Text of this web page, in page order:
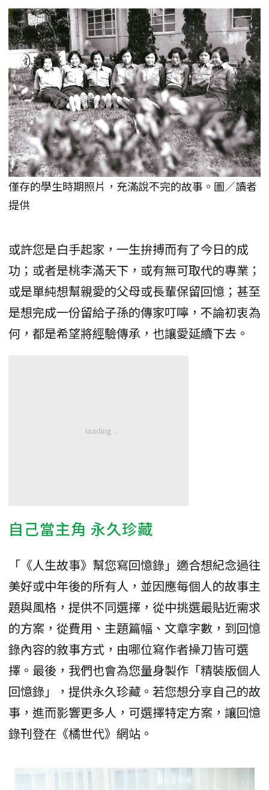
僅存的學生時期照片，充滿說不完的故事。圖／讀者
提供
或許您是白手起家，一生拚搏而有了今日的成
功；或者是桃李滿天下，或有無可取代的專業；
或是單純想幫親愛的父母或長輩保留回憶；甚至
是想完成一份留給子孫的傳家叮嚀，不論初衷為
何，都是希望將經驗傳承，也讓愛延續下去。
自己當主角 永久珍藏
「《人生故事》幫您寫回憶錄」適合想紀念過往
美好或中年後的所有人，並因應每個人的故事主
題與風格，提供不同選擇，從中挑選最貼近需求
的方案，從費用、主題篇幅、文章字數，到回憶
錄內容的敘事方式，由哪位寫作者操刀皆可選
擇。最後，我們也會為您量身製作「精裝版個人
回憶錄」，提供永久珍藏。若您想分享自己的故
事，進而影響更多人，可選擇特定方案，讓回憶
錄刊登在《橘世代》網站。